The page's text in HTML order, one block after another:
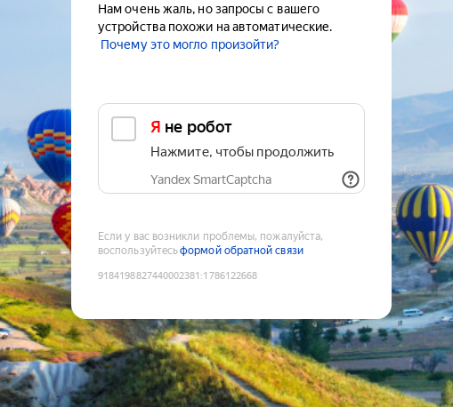
Нам очень жаль, но запросы с вашего
устройства похожи на автоматические.
Почему это могло произойти?
Я не робот
Нажмите, чтобы продолжить
Yandex SmartCaptcha
Если у вас возникли проблемы, пожалуйста,
воспользуйтесьформой обратной связи
9184198827440002381 :1786122668